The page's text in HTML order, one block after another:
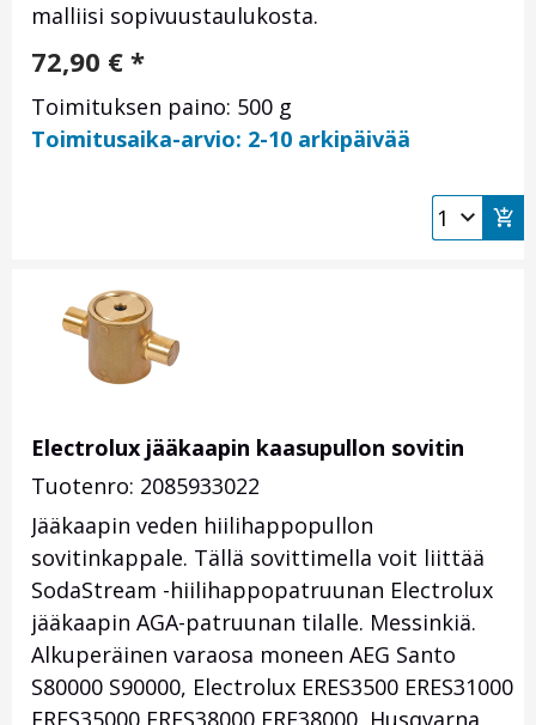
malliisi sopivuustaulukosta.
72,90 € *
Toimituksen paino: 500 g
Toimitusaika-arvio: 2-10 arkipäivää
Electrolux jääkaapin kaasupullon sovitin
Tuotenro: 2085933022
Jääkaapin veden hiilihappopullon
sovitinkappale. Tällä sovittimella voit liittää
SodaStream -hiilihappopatruunan Electrolux
jääkaapin AGA-patruunan tilalle. Messinkiä.
Alkuperäinen varaosa moneen AEG Santo
S80000 S90000, Electrolux ERES3500 ERES31000
ERES35000 ERES38000 ERF38000, Husqvarna